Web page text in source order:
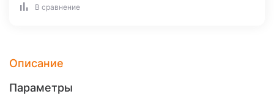
В сравнение
Описание
Параметры